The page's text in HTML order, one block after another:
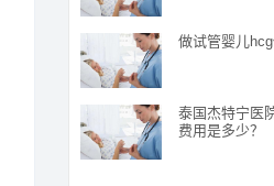
做试管婴儿hcg
泰国杰特宁医
费用是多少？